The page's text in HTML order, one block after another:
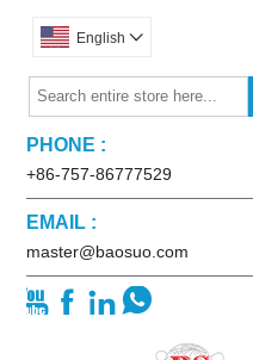
English 
PHONE :
+86-757-86777529
EMAIL :
master@baosuo.com
   